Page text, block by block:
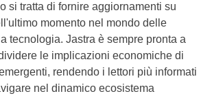
si tratta di fornire aggiornamenti su
momento nel mondo delle
tecnologia. Jastra è sempre pronta a
le implicazioni economiche di
rendendo i lettori più informati
nel dinamico ecosistema